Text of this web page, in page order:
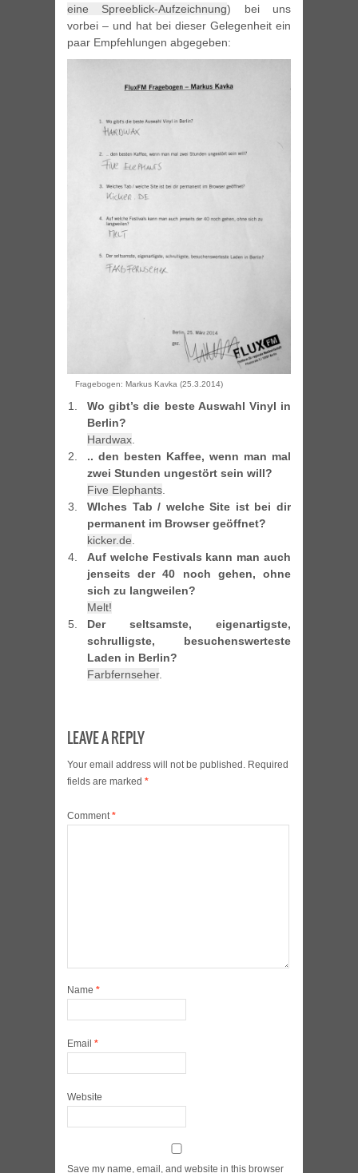
eine Spreeblick-Aufzeichnung) bei uns
vorbei – und hat bei dieser Gelegenheit ein
paar Empfehlungen abgegeben:
Fragebogen: Markus Kavka (25.3.2014)
Wo gibt’s die beste Auswahl Vinyl in
Berlin?
Hardwax
.. den besten Kaffee, wenn man mal
zwei Stunden ungestört sein will?
Five Elephants
Wlches Tab / welche Site ist bei dir
permanent im Browser geöffnet?
kicker.de
Auf welche Festivals kann man auch
jenseits der 40 noch gehen, ohne
sich zu langweilen?
Melt!
Der seltsamste, eigenartigste,
schrulligste, besuchenswerteste
Laden in Berlin?
Farbfernseher.
LEAVE A REPLY
Your email address will not be published. Required
fields are marked *
Comment*
Name *
Email *
Website
Save my name, email, and website in this browser